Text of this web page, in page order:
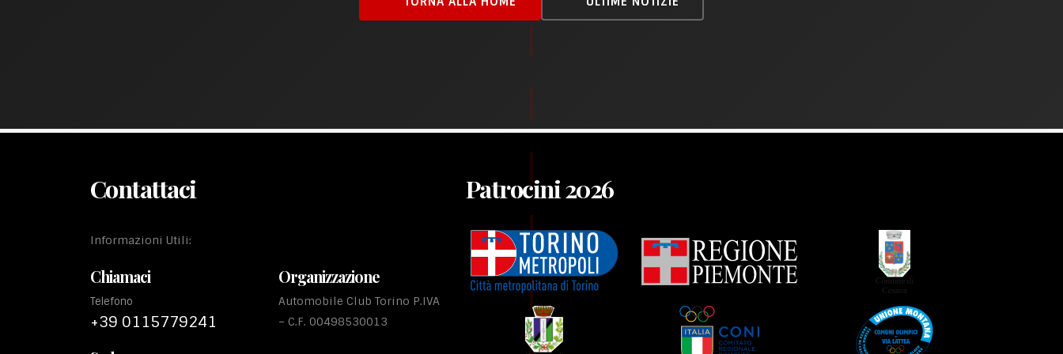
Contattaci Patrocini 2026
Informazioni Utili:
Chiamaci
Telefono
+39 0115779241
Organizzazione
Automobile Club Torino P.IVA
– C.F. 00498530013